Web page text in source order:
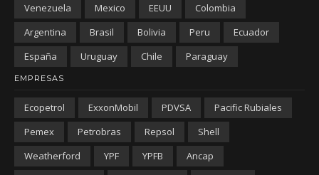
Venezuela Mexico EEUU
Colombia
Argentina
Brasil Bolivia Peru
Ecuador
España
Uruguay Chile Paraguay
EMPRESAS
Ecopetrol ExxonMobil PDVSA
Pacific Rubiales
Pemex
Petrobras Repsol
Shell
Weatherford
YPF YPFB
Ancap